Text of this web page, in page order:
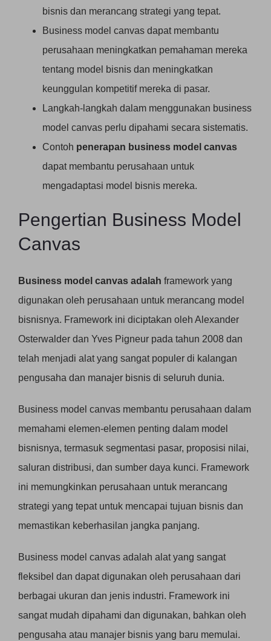
bisnis dan merancang strategi yang tepat.
Business model canvas dapat membantu
perusahaan meningkatkan pemahaman mereka
tentang model bisnis dan meningkatkan
keunggulan kompetitif mereka di pasar.
Langkah-langkah dalam menggunakan business
model canvas perlu dipahami secara sistematis.
Contoh penerapan business model canvas
dapat membantu perusahaan untuk
mengadaptasi model bisnis mereka.
Pengertian Business Model
Canvas
Business model canvas adalah framework yang
digunakan oleh perusahaan untuk merancang model
bisnisnya. Framework ini diciptakan oleh Alexander
Osterwalder dan Yves Pigneur pada tahun 2008 dan
telah menjadi alat yang sangat populer di kalangan
pengusaha dan manajer bisnis di seluruh dunia.
Business model canvas membantu perusahaan dalam
memahami elemen-elemen penting dalam model
bisnisnya, termasuk segmentasi pasar, proposisi nilai,
saluran distribusi, dan sumber daya kunci. Framework
ini memungkinkan perusahaan untuk merancang
strategi yang tepat untuk mencapai tujuan bisnis dan
memastikan keberhasilan jangka panjang.
Business model canvas adalah alat yang sangat
fleksibel dan dapat digunakan oleh perusahaan dari
berbagai ukuran dan jenis industri. Framework ini
sangat mudah dipahami dan digunakan, bahkan oleh
pengusaha atau manajer bisnis yang baru memulai.